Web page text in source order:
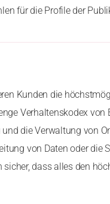
für die Profile der
Kunden die
Verhaltenskodex von
die Verwaltung von
von Daten oder die
sicher, dass alles den